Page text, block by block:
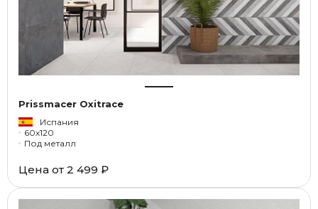
Prissmacer Oxitrace
Испания
60x120
Под металл
Цена от 2 499 ₽